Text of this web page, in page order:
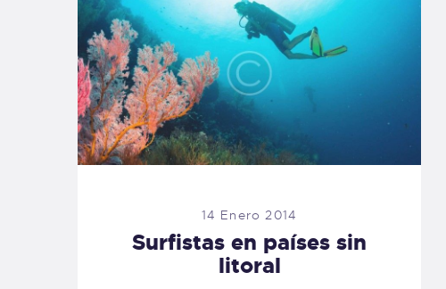
14 Enero 2014
Surfistas en países sin
litoral